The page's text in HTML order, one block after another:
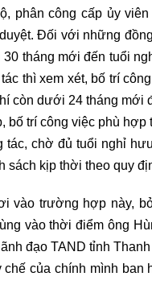
phân công cấp ủy
Đối với những
tháng mới đến tuổi
thì xem xét, bố trí
còn dưới 24 tháng
bố trí công việc phù
tác, chờ đủ tuổi nghỉ
sách kịp thời theo quy
vào trường hợp này,
vào thời điểm ông
đạo TAND tỉnh
của chính mình